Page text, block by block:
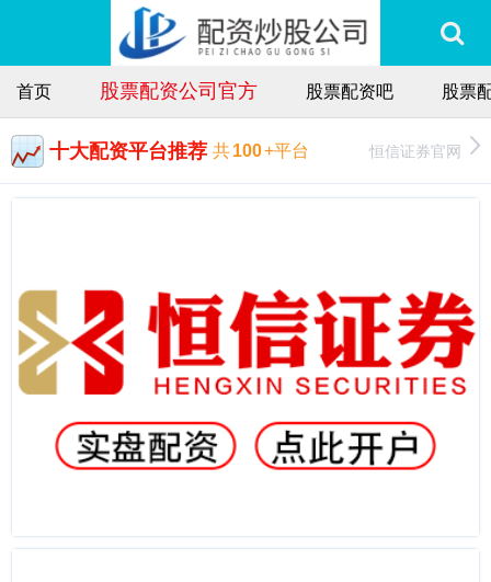
首页 股票配资公司官方 股票配资吧 股票
十大配资平台推荐 共100+平台 恒信证券官网